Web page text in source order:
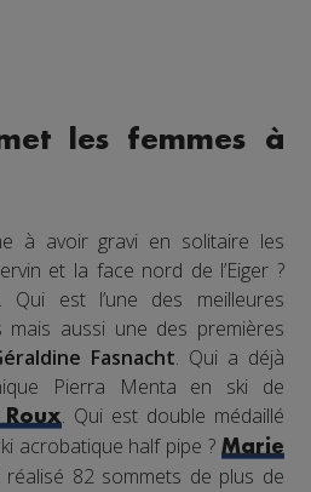
les femmes à
à avoir gravi en solitaire les
et la face nord de l’Eiger ?
. Qui est l’une des meilleures
mais aussi une des premières
Fasnacht. Qui a déjà
Pierra Menta en ski de
Roux. Qui est double médaillé
acrobatique half pipe ? Marie
réalisé 82 sommets de plus de